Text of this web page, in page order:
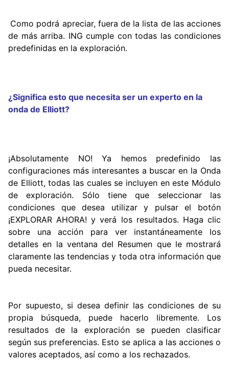
Como podrá apreciar, fuera de la lista de las acciones
de más arriba. ING cumple con todas las condiciones
predefinidas en la exploración.
¿Significa esto que necesita ser un experto en la
onda de Elliott?
¡Absolutamente NO! Ya hemos predefinido las
configuraciones más interesantes a buscar en la Onda
de Elliott, todas las cuales se incluyen en este Módulo
de exploración. Sólo tiene que seleccionar las
condiciones que desea utilizar y pulsar el botón
¡EXPLORAR AHORA! y verá los resultados. Haga clic
sobre una acción para ver instantáneamente los
detalles en la ventana del Resumen que le mostrará
claramente las tendencias y toda otra información que
pueda necesitar.
Por supuesto, si desea definir las condiciones de su
propia búsqueda, puede hacerlo libremente. Los
resultados de la exploración se pueden clasificar
según sus preferencias. Esto se aplica a las acciones o
valores aceptados, así como a los rechazados.